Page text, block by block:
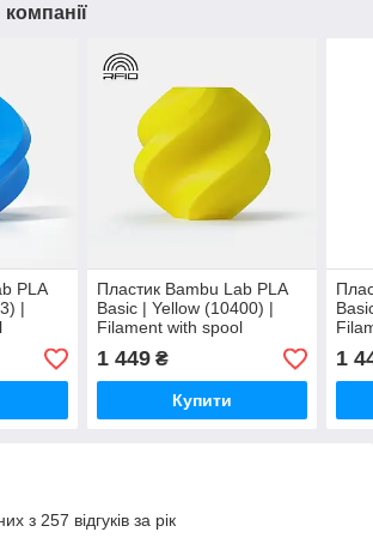
PLA
|
Пластик Bambu Lab PLA
Basic | Yellow (10400) |
Filament with spool
1 449₴
Купити
1
з 257 відгуків за рік